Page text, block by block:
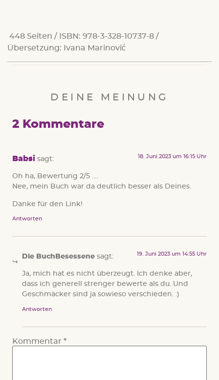
448 Seiten / ISBN: 978-3-328-10737-8 /
Übersetzung: Ivana Marinović
DEINE MEINUNG
2 Kommentare
Babsi sagt: 18. Juni 2023 um 16:15 Uhr
Oh ha, Bewertung 2/5 ….
Nee, mein Buch war da deutlich besser als Deines.
Danke für den Link!
Antworten
Die BuchBesessene sagt: 19. Juni 2023 um 14:55 Uhr
Ja, mich hat es nicht überzeugt. Ich denke aber,
dass ich generell strenger bewerte als du. Und
Geschmäcker sind ja sowieso verschieden. :)
Antworten
Kommentar *